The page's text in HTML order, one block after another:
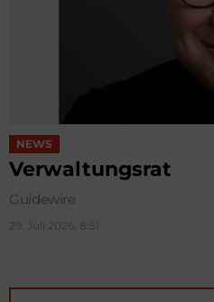
NEWS
Verwaltungsrat
Guidewire
29. Juli 2026, 8:51